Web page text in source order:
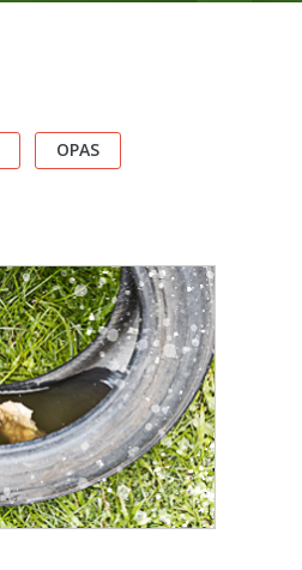
OPAS